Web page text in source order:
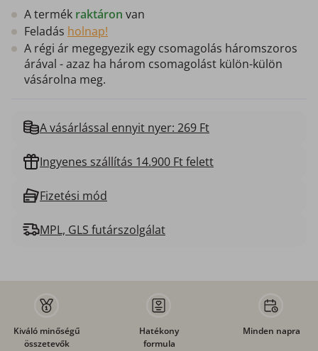
A termék raktáron van
Feladás holnap!
A régi ár megegyezik egy csomagolás háromszoros
árával - azaz ha három csomagolást külön-külön
vásárolna meg.
A vásárlással ennyit nyer: 269 Ft
Ingyenes szállítás 14.900 Ft felett
Fizetési mód
MPL, GLS futárszolgálat
Kiváló minőségű
összetevők
Hatékony
formula
Minden napra